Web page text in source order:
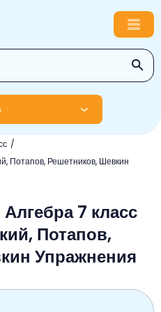
Потапов, Решетников, Шевкин
язык
чтение
мир
язык
чтение
мир
7 класс
Потапов,
Упражнения